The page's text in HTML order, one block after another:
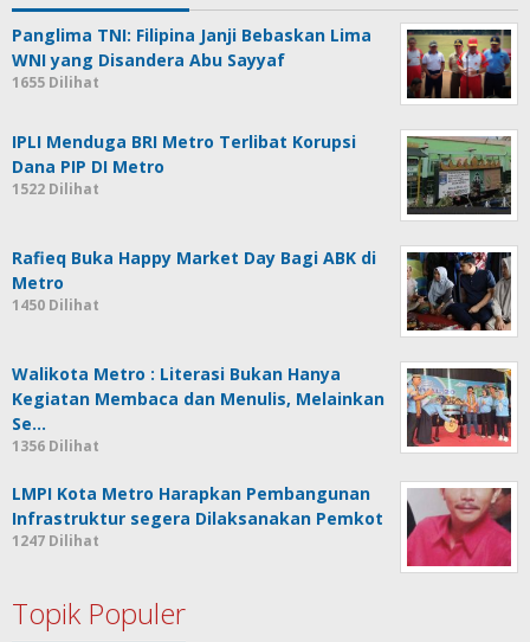
Panglima TNI: Filipina Janji Bebaskan Lima
WNI yang Disandera Abu Sayyaf
1655 Dilihat
IPLI Menduga BRI Metro Terlibat Korupsi
Dana PIP DI Metro
1522 Dilihat
Rafieq Buka Happy Market Day Bagi ABK di
Metro
1450 Dilihat
Walikota Metro : Literasi Bukan Hanya
Kegiatan Membaca dan Menulis, Melainkan
Se…
1356 Dilihat
LMPI Kota Metro Harapkan Pembangunan
Infrastruktur segera Dilaksanakan Pemkot
1247 Dilihat
Topik Populer